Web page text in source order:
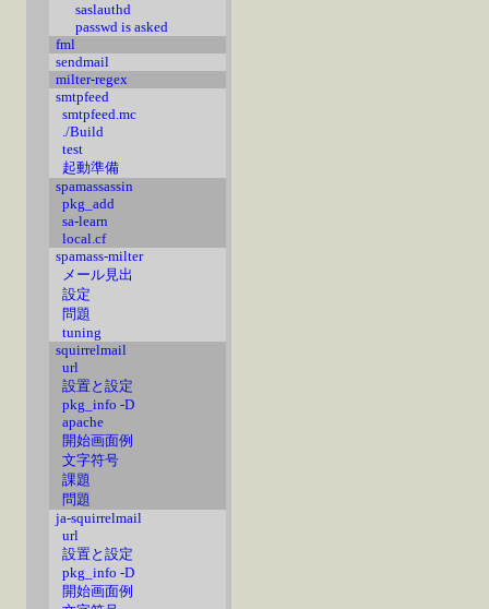
saslauthd
passwd is asked
fml
sendmail
milter-regex
smtpfeed
smtpfeed.mc
./Build
test
起動準備
spamassassin
pkg_add
sa-learn
local.cf
spamass-milter
メール見出
設定
問題
tuning
squirrelmail
url
設置と設定
pkg_info -D
apache
開始画面例
文字符号
課題
問題
ja-squirrelmail
url
設置と設定
pkg_info -D
開始画面例